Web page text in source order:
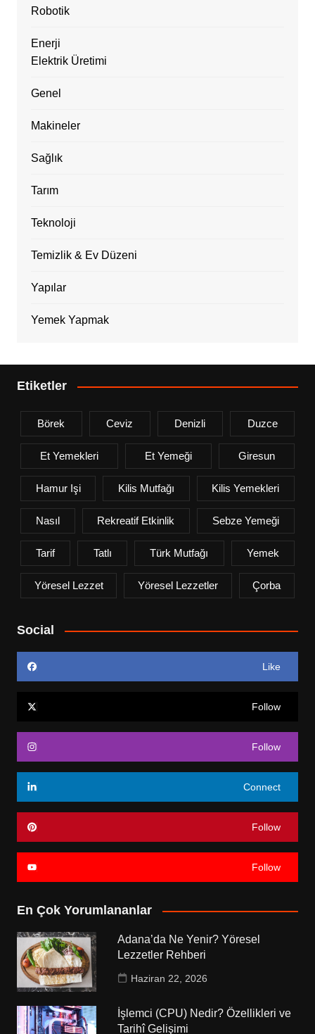
Robotik
Enerji
Elektrik Üretimi
Genel
Makineler
Sağlık
Tarım
Teknoloji
Temizlik & Ev Düzeni
Yapılar
Yemek Yapmak
Etiketler
Börek Ceviz Denizli Duzce
Et Yemekleri Et Yemeği Giresun
Hamur Işi Kilis Mutfağı Kilis Yemekleri
Nasıl Rekreatif Etkinlik Sebze Yemeği
Tarif Tatlı Türk Mutfağı Yemek
Yöresel Lezzet Yöresel Lezzetler Çorba
Social
Like
Follow
Follow
Connect
Follow
Follow
En Çok Yorumlananlar
Adana’da Ne Yenir? Yöresel
Lezzetler Rehberi
Haziran 22, 2026
İşlemci (CPU) Nedir? Özellikleri ve
Tarihî Gelişimi